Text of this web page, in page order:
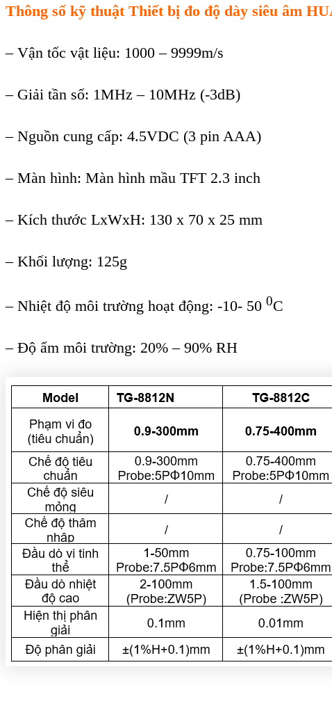
Thông số kỹ thuật Thiết bị đo độ dày siêu âm
– Vận tốc vật liệu: 1000 – 9999m/s
– Giải tần số: 1MHz – 10MHz (-3dB)
– Nguồn cung cấp: 4.5VDC (3 pin AAA)
– Màn hình: Màn hình mầu TFT 2.3 inch
– Kích thước LxWxH: 130 x 70 x 25 mm
– Khối lượng: 125g
– Nhiệt độ môi trường hoạt động: -10- 50 0C
– Độ ẩm môi trường: 20% – 90% RH